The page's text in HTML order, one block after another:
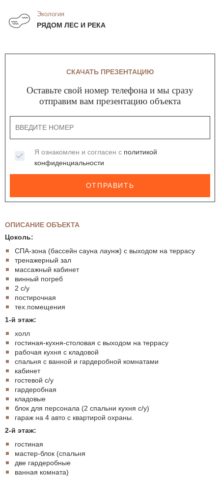
Экология
РЯДОМ ЛЕС И РЕКА
ОПИСАНИЕ ОБЪЕКТА
Цоколь:
СПА-зона (бассейн сауна лаунж) с выходом на террасу
тренажерный зал
массажный кабинет
винный погреб
2 с/у
постирочная
тех.помещения
1-й этаж:
холл
гостиная-кухня-столовая с выходом на террасу
рабочая кухня с кладовой
спальня с ванной и гардеробной комнатами
кабинет
гостевой с/у
гардеробная
кладовые
блок для персонала (2 спальни кухня с/у)
гараж на 4 авто с квартирой охраны.
2-й этаж:
гостиная
мастер-блок (спальня
две гардеробные
ванная комната)
СКАЧАТЬ ПРЕЗЕНТАЦИЮ
Оставьте свой номер телефона и мы сразу
отправим вам презентацию объекта
Я ознакомлен и согласен с политикой
конфиденциальности
ОТПРАВИТЬ